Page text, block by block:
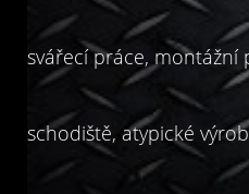
svářecí práce, montážní
schodiště, atypické